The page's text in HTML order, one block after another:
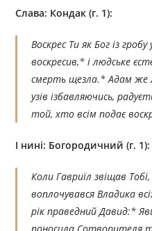
Слава: Кондак (г. 1):
Воскрес Ти як Бог із
воскресив,* і людське
смерть щезла.* Адам же
узів ізбавляючись,
той, хто всім подає
І нині: Богородичний (г. 1):
Коли Гавриїл звіщав
воплочувався Владика
рік праведний Давид:*